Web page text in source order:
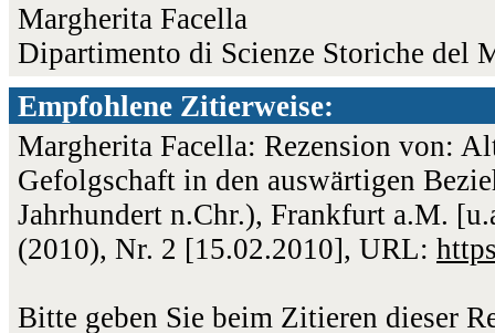
Margherita Facella
Dipartimento di Scienze Storiche del
Empfohlene Zitierweise:
Margherita Facella: Rezension von:
Gefolgschaft in den auswärtigen
Jahrhundert n.Chr.), Frankfurt a.M.
(2010), Nr. 2 [15.02.2010], URL:
Bitte geben Sie beim Zitieren dieser